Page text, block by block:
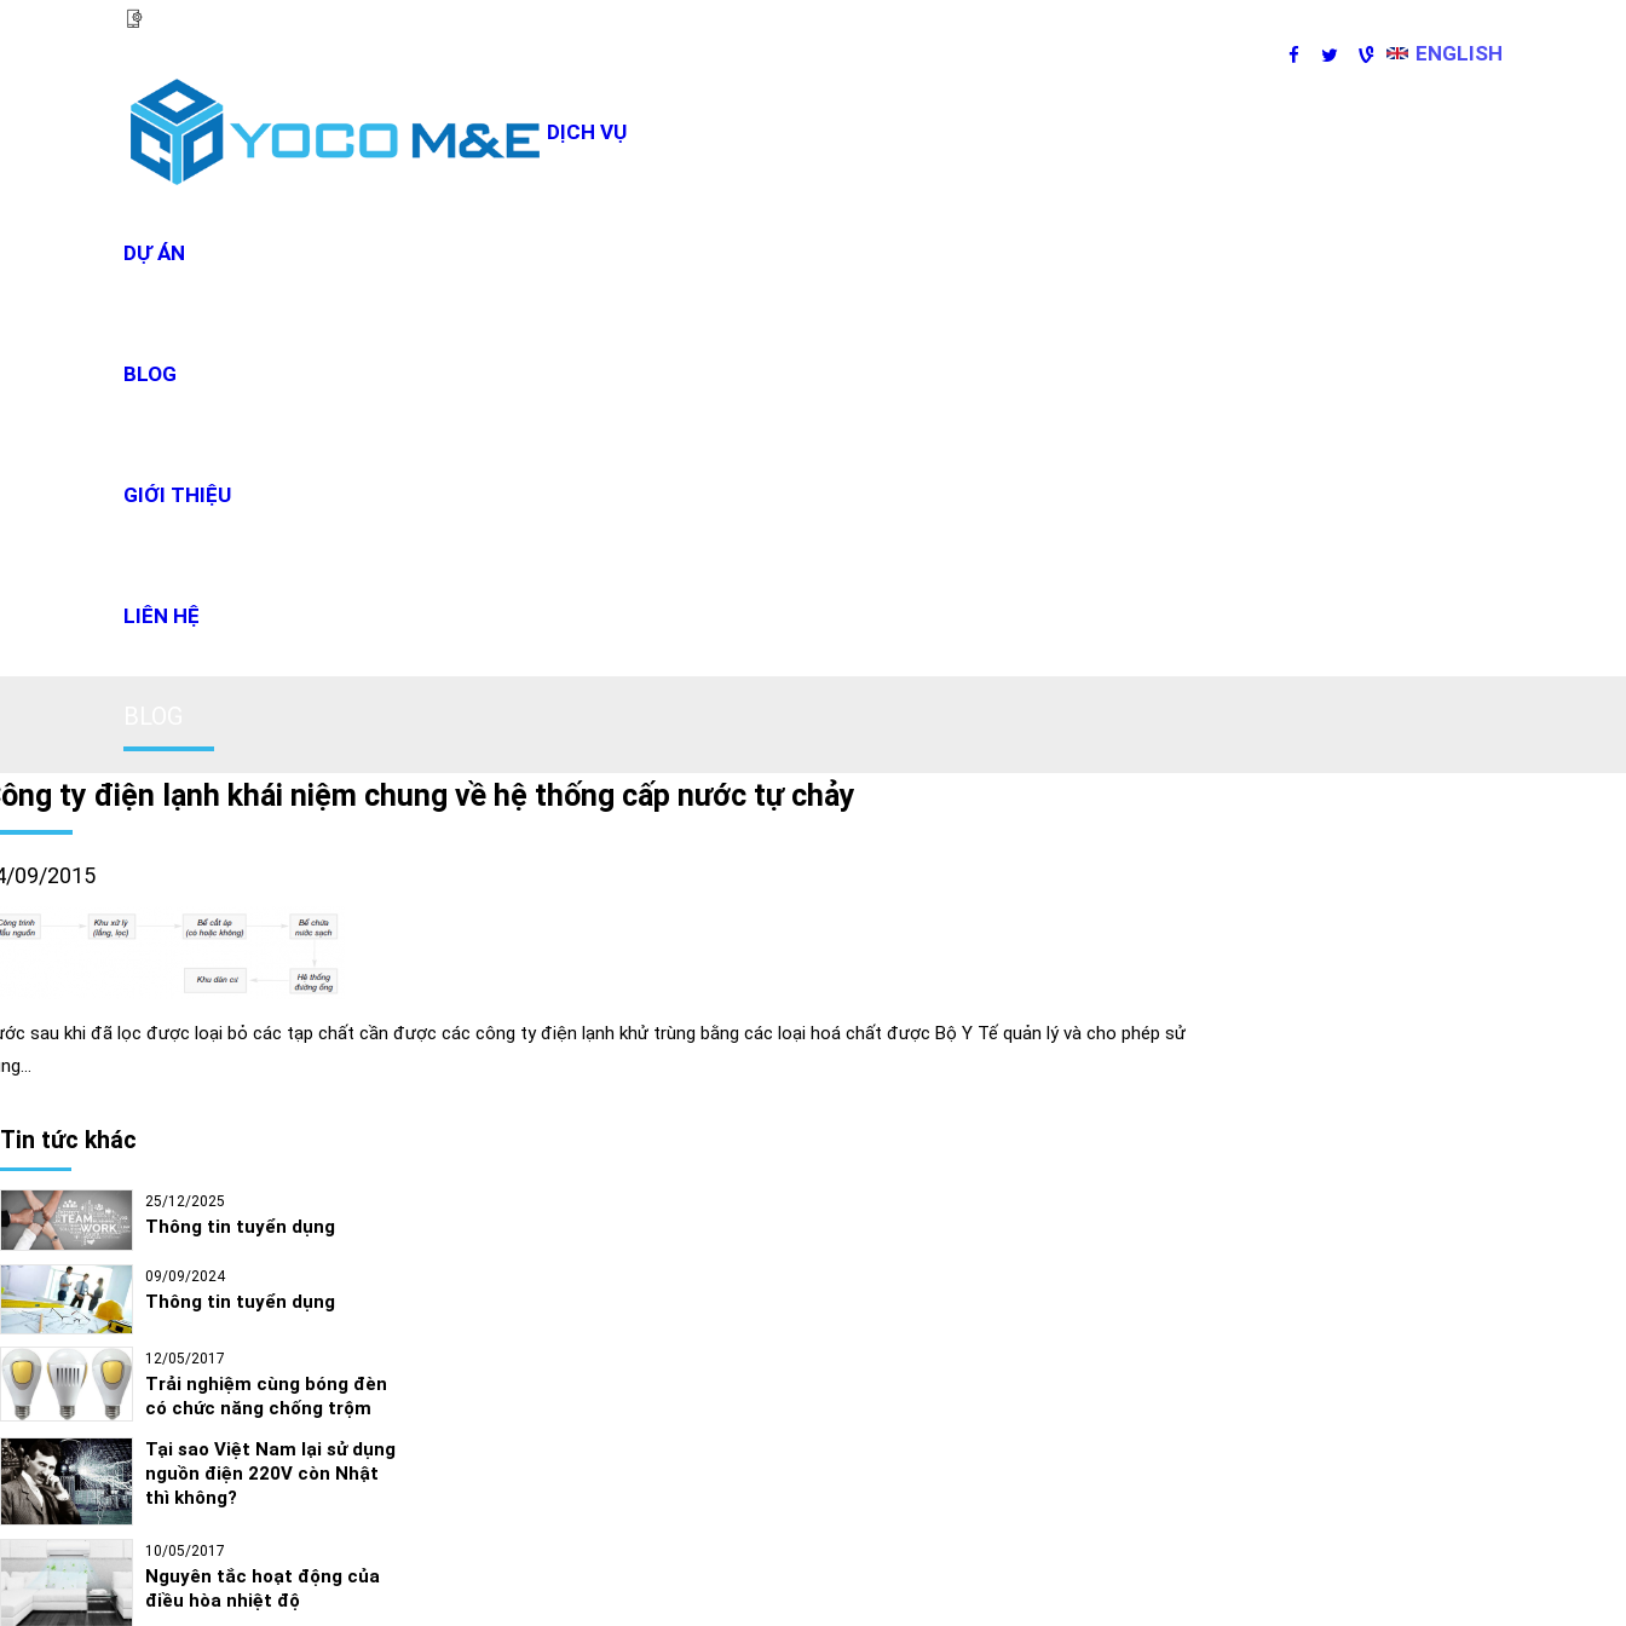
ENGLISH
DỊCH VỤ
DỰ ÁN
BLOG
GIỚI THIỆU
LIÊN HỆ
ty điện lạnh khái niệm chung về hệ thống cấp nước tự chảy
09/2015
sau khi đã lọc được loại bỏ các tạp chất cần được các công ty điện lạnh khử trùng bằng các loại hoá chất được Bộ Y Tế quản lý và cho phép sử
Tin tức khác
25/12/2025
Thông tin tuyển dụng
09/09/2024
Thông tin tuyển dụng
12/05/2017
Trải nghiệm cùng bóng đèn
có chức năng chống trộm
Tại sao Việt Nam lại sử dụng
nguồn điện 220V còn Nhật
thì không?
10/05/2017
Nguyên tắc hoạt động của
điều hòa nhiệt độ